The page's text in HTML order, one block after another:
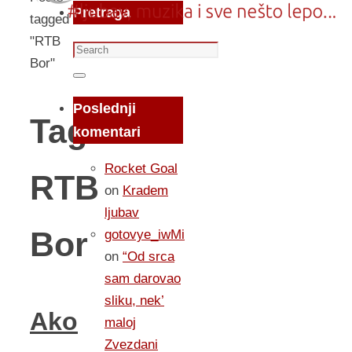
tagged
"RTB
Bor"
Tag:
RTB
Bor
Ako
Pretraga
Search
for:
Search
Poslednji
komentari
Rocket Goal
on Kradem
ljubav
gotovye_iwMi
on “Od srca
sam darovao
sliku, nek’
maloj
Zvezdani